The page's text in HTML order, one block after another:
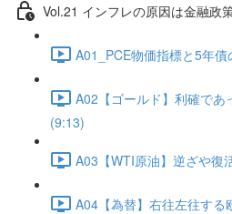
Vol.21 インフレの原因は金融政
A01_PCE物価指標と5年
A02【ゴールド】利確で
(9:13)
A03【WTI原油】逆ざや復
A04【為替】右往左往す